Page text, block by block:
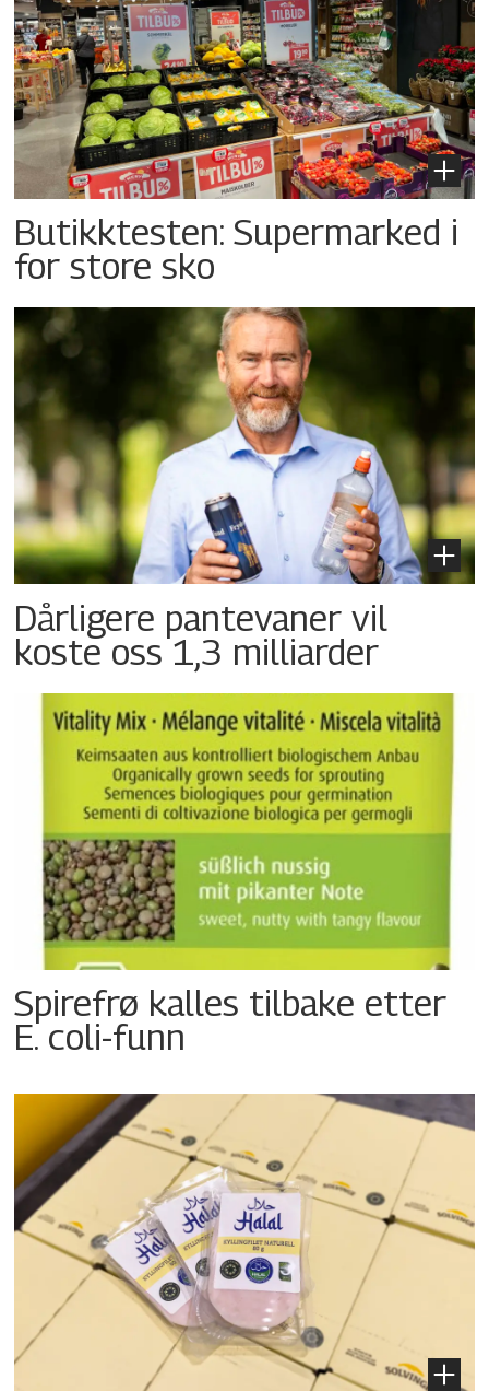
Butikktesten: Supermarked i
for store sko
Dårligere pantevaner vil
koste oss 1,3 milliarder
Spirefrø kalles tilbake etter
E. coli-funn